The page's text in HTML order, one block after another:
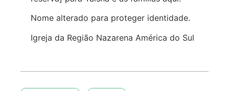
Nome alterado para proteger identidade.
Igreja da Região Nazarena América do Sul